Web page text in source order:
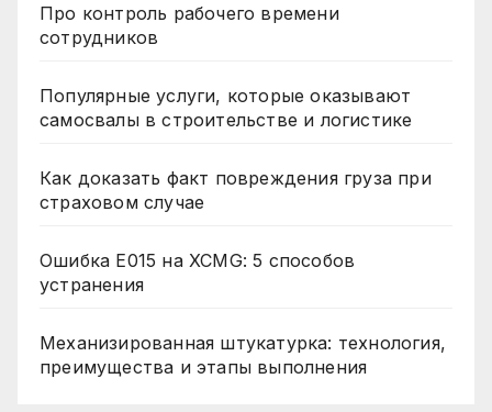
Про контроль рабочего времени
сотрудников
Популярные услуги, которые оказывают
самосвалы в строительстве и логистике
Как доказать факт повреждения груза при
страховом случае
Ошибка E015 на XCMG: 5 способов
устранения
Механизированная штукатурка: технология,
преимущества и этапы выполнения